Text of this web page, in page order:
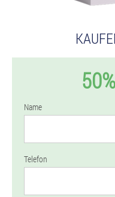
Name
Telefon